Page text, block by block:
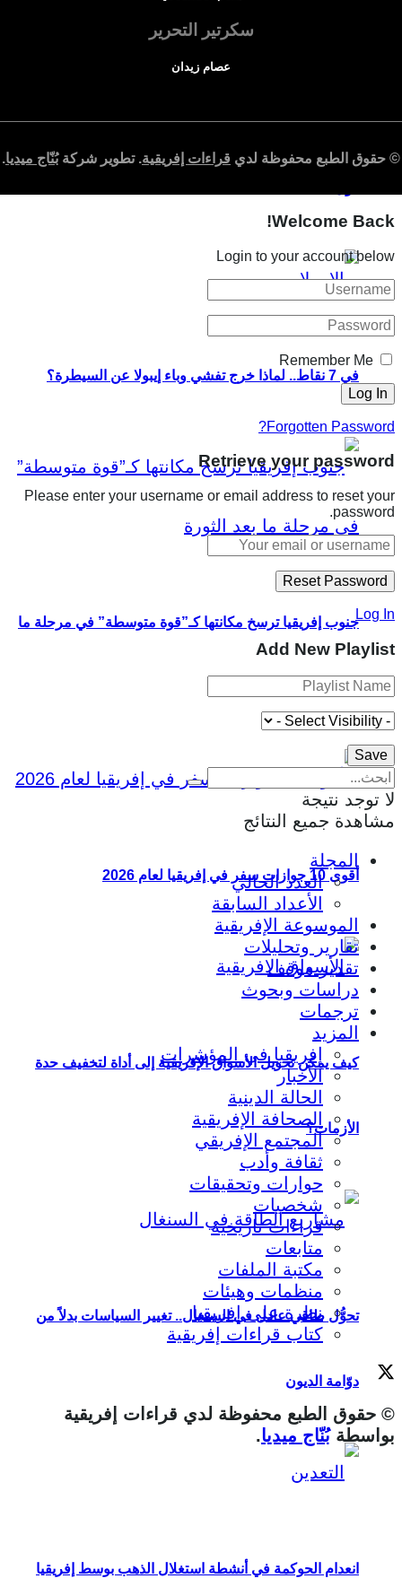
تدريب الشباب الإفريقي على التوظيف: ماذا تكشف تجارب 9
في 7 نقاط.. لماذا خرج تفشي وباء إيبولا عن السيطرة؟
جنوب إفريقيا ترسخ مكانتها كـ”قوة متوسطة” في مرحلة ما
بعد الثورة
أقوى 10 جوازات سفر في إفريقيا لعام 2026
كيف يمكن تحويل الأسواق الإفريقية إلى أداة لتخفيف حدة
الأزمات؟
تحوُّل طاقي عادل في السنغال.. تغيير السياسات بدلاً من
دوّامة الديون
انعدام الحوكمة في أنشطة استغلال الذهب بوسط إفريقيا
سكرتير التحرير
عصام زيدان
© حقوق الطبع محفوظة لدي قراءات إفريقية. تطوير شركةبُنّاج ميديا.
Welcome Back!
Login to your account below
Remember Me
Forgotten Password?
Retrieve your password
Please enter your username or email address to reset your
password.
Log In
Add New Playlist
لا توجد نتيجة
مشاهدة جميع النتائج
المجلة
العدد الحالي
الأعداد السابقة
الموسوعة الإفريقية
تقارير وتحليلات
تقدير موقف
دراسات وبحوث
ترجمات
المزيد
إفريقيا في المؤشرات
الأخبار
الحالة الدينية
الصحافة الإفريقية
المجتمع الإفريقي
ثقافة وأدب
حوارات وتحقيقات
شخصيات
قراءات تاريخية
متابعات
مكتبة الملفات
منظمات وهيئات
نظرة على إفريقيا
كتاب قراءات إفريقية
© حقوق الطبع محفوظة لدي قراءات إفريقية
بواسطةبُنّاج ميديا.